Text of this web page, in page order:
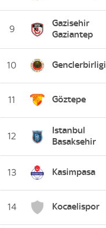
9
Gazisehir
Gaziantep
10 Genclerbirligi
11 Göztepe
12
Istanbul
Basaksehir
13 Kasimpasa
14 Kocaelispor